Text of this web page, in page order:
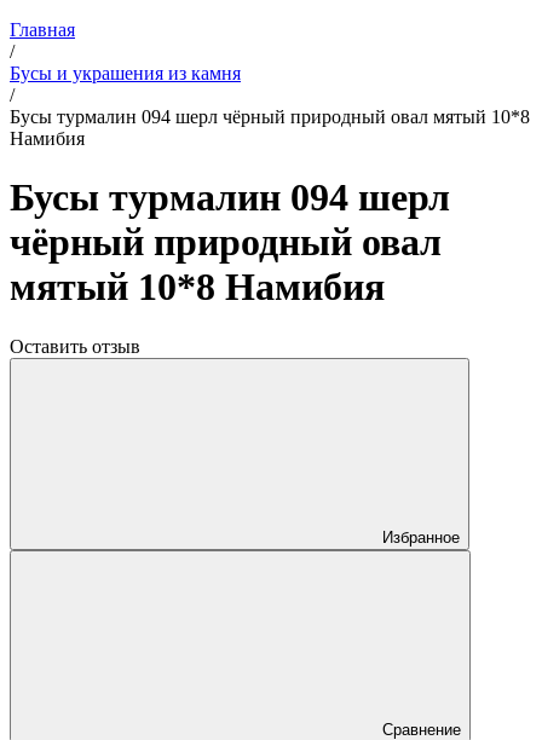
Главная
/
Бусы и украшения из камня
/
Бусы турмалин 094 шерл чёрный природный овал мятый 10*8
Намибия
Бусы турмалин 094 шерл
чёрный природный овал
мятый 10*8 Намибия
Оставить отзыв
Избранное
Сравнение